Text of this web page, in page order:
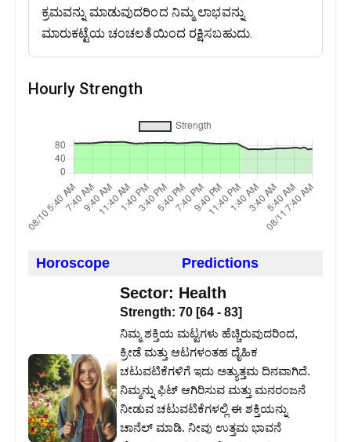
ಕ್ರಮವನ್ನು ಮಾಡುವುದರಿಂದ ನಿಮ್ಮ ಲಾಭವನ್ನು
ಮಾರುಕಟ್ಟೆಯ ಚಂಚಲತೆಯಿಂದ ರಕ್ಷಿಸಬಹುದು.
Hourly Strength
Horoscope Predictions
Sector: Health
Strength: 70 [64 - 83]
ನಿಮ್ಮ ಶಕ್ತಿಯ ಮಟ್ಟಗಳು ಹೆಚ್ಚಿರುವುದರಿಂದ,
ಕ್ರೀಡೆ ಮತ್ತು ಆಟಗಳಂತಹ ದೈಹಿಕ
ಚಟುವಟಿಕೆಗಳಿಗೆ ಇದು ಅತ್ಯುತ್ತಮ ದಿನವಾಗಿದೆ.
ನಿಮ್ಮನ್ನು ಫಿಟ್ ಆಗಿರಿಸುವ ಮತ್ತು ಮನರಂಜನೆ
ನೀಡುವ ಚಟುವಟಿಕೆಗಳಲ್ಲಿ ಈ ಶಕ್ತಿಯನ್ನು
ಚಾನೆಲ್ ಮಾಡಿ. ನೀವು ಉತ್ತಮ ಭಾವನೆ